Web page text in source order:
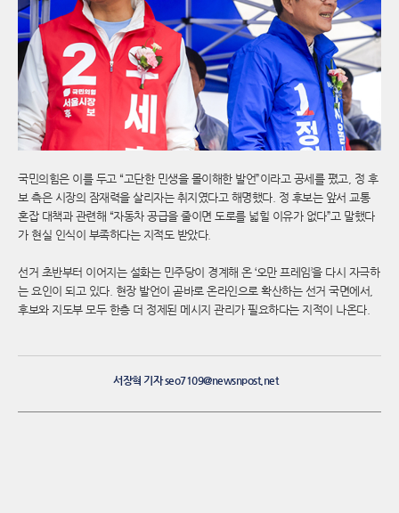
국민의힘은 이를 두고 “고단한 민생을 몰이해한 발언”이라고 공세를 폈고, 정 후
보 측은 시장의 잠재력을 살리자는 취지였다고 해명했다. 정 후보는 앞서 교통
혼잡 대책과 관련해 “자동차 공급을 줄이면 도로를 넓힐 이유가 없다”고 말했다
가 현실 인식이 부족하다는 지적도 받았다.
선거 초반부터 이어지는 설화는 민주당이 경계해 온 ‘오만 프레임’을 다시 자극하
는 요인이 되고 있다. 현장 발언이 곧바로 온라인으로 확산하는 선거 국면에서,
후보와 지도부 모두 한층 더 정제된 메시지 관리가 필요하다는 지적이 나온다.
서장혁 기자 seo7109@newsnpost.net